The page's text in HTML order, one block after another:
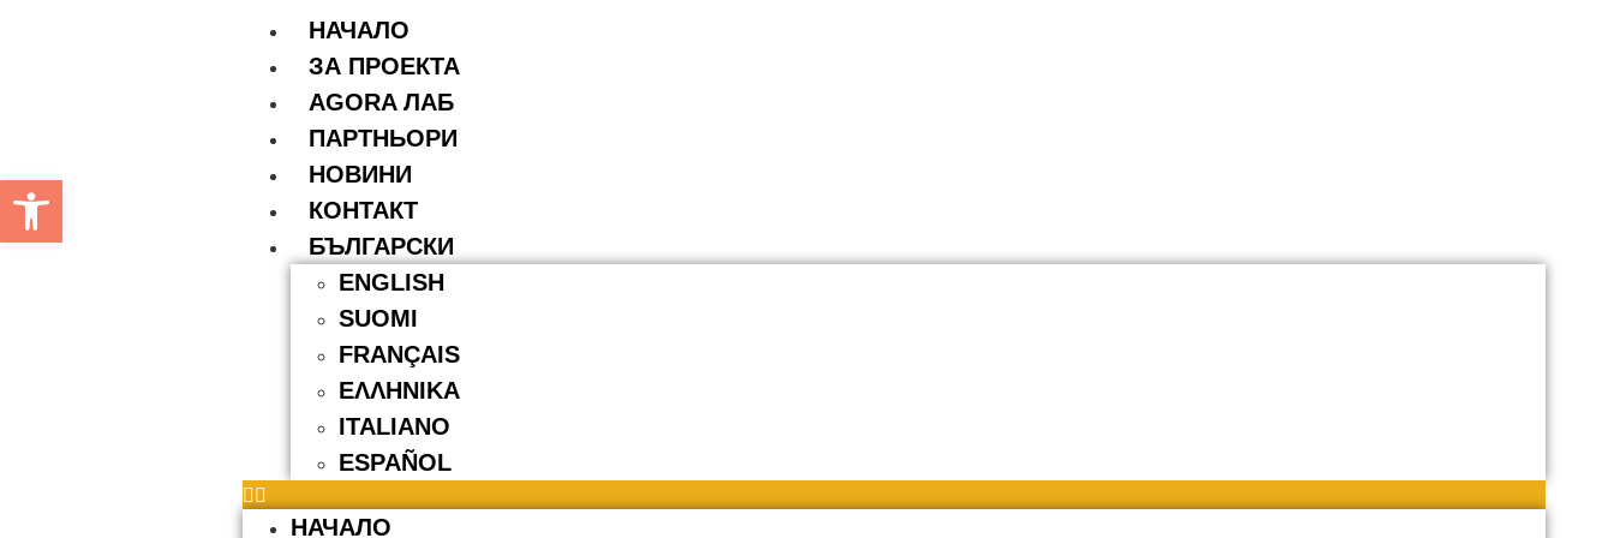
НАЧАЛО
ЗА ПРОЕКТА
AGORA ЛАБ
ПАРТНЬОРИ
НОВИНИ
КОНТАКТ
БЪЛГАРСКИ
ENGLISH
SUOMI
FRANÇAIS
ΕΛΛΗΝΙΚΆ
ITALIANO
ESPAÑOL
НАЧАЛО
Open toolbar